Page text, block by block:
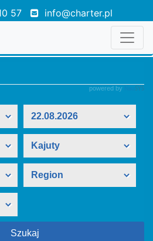
57 info@charter.pl